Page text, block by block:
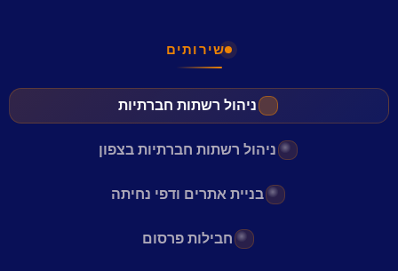
שירותים
ניהול רשתות חברתיות
ניהול רשתות חברתיות בצפון
בניית אתרים ודפי נחיתה
חבילות פרסום